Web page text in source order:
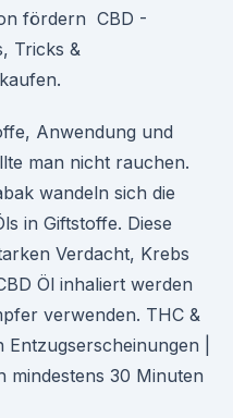
fördern ️ CBD -
Tricks &
Anwendung und
man nicht rauchen.
wandeln sich die
in Giftstoffe. Diese
Verdacht, Krebs
Öl inhaliert werden
verwenden. THC &
|
mindestens 30 Minuten